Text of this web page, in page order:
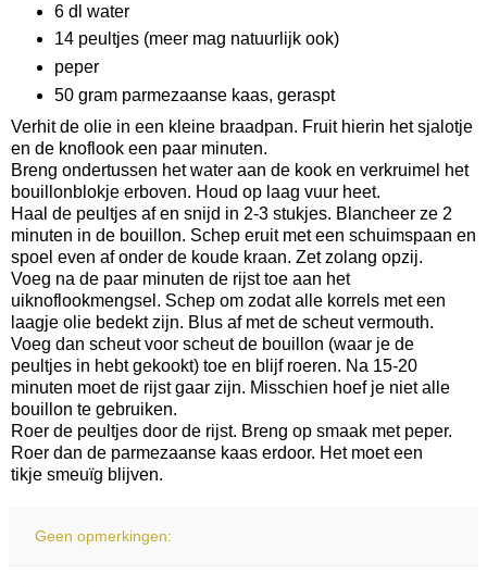
6 dl water
14 peultjes (meer mag natuurlijk ook)
peper
50 gram parmezaanse kaas, geraspt
Verhit de olie in een kleine braadpan. Fruit hierin het sjalotje
en de knoflook een paar minuten.
Breng ondertussen het water aan de kook en verkruimel het
bouillonblokje erboven. Houd op laag vuur heet.
Haal de peultjes af en snijd in 2-3 stukjes. Blancheer ze 2
minuten in de bouillon. Schep eruit met een schuimspaan en
spoel even af onder de koude kraan. Zet zolang opzij.
Voeg na de paar minuten de rijst toe aan het
uiknoflookmengsel. Schep om zodat alle korrels met een
laagje olie bedekt zijn. Blus af met de scheut vermouth.
Voeg dan scheut voor scheut de bouillon (waar je de
peultjes in hebt gekookt) toe en blijf roeren. Na 15-20
minuten moet de rijst gaar zijn. Misschien hoef je niet alle
bouillon te gebruiken.
Roer de peultjes door de rijst. Breng op smaak met peper.
Roer dan de parmezaanse kaas erdoor. Het moet een
tikje smeuïg blijven.
Geen opmerkingen: